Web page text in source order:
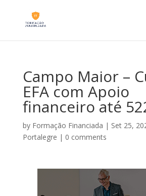
Campo Maior –
EFA com Apoio
financeiro até
by Formação Financiada | Set 25,
Portalegre | 0 comments